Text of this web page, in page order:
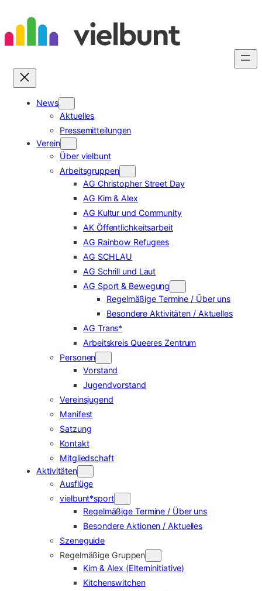
Inhalt
springen
News
Aktuelles
Pressemitteilungen
Verein
Über vielbunt
Arbeitsgruppen
AG Christopher Street Day
AG Kim & Alex
AG Kultur und Community
AK Öffentlichkeitsarbeit
AG Rainbow Refugees
AG SCHLAU
AG Schrill und Laut
AG Sport & Bewegung
Regelmäßige Termine / Über uns
Besondere Aktivitäten / Aktuelles
AG Trans*
Arbeitskreis Queeres Zentrum
Personen
Vorstand
Jugendvorstand
Vereinsjugend
Manifest
Satzung
Kontakt
Mitgliedschaft
Aktivitäten
Ausflüge
vielbunt*sport
Regelmäßige Termine / Über uns
Besondere Aktionen / Aktuelles
Szeneguide
Regelmäßige Gruppen
Kim & Alex (Elterninitiative)
Kitchenswitchen